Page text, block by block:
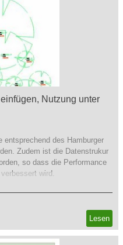
Nutzung unter
des Hamburger
Zudem ist die Datenstrukur
so dass die Performance
wird.
Lesen